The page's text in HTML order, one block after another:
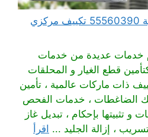
فني تكييف وتبريد الرميثية 55560390 تكييف مركزي
خدمات عديدة من خدمات
قطع الغيار و المحلقات
ذات ماركات عالمية ، تأمين
الضاغطات ، خدمات الفحص
و تثبيتها بإحكام ، تبديل غاز
، إزالة الجليد ... اقرأ